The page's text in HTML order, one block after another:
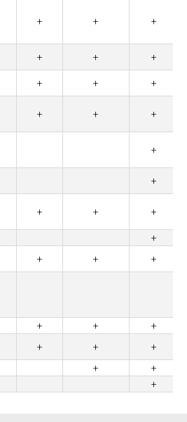
+ + +
+ +
+
+ +
+
+ + +
+
+
+ + +
+
+ +
+
+ +
+
+ +
+
+
+
+